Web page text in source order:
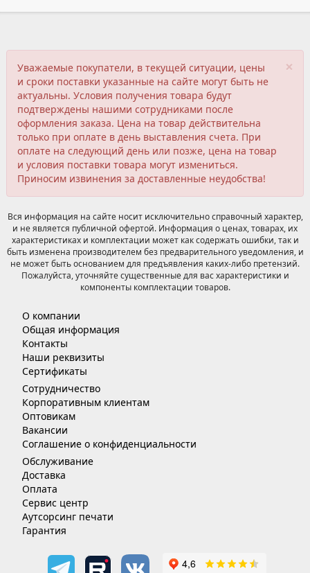
×
Уважаемые покупатели, в текущей ситуации, цены
и сроки поставки указанные на сайте могут быть не
актуальны. Условия получения товара будут
подтверждены нашими сотрудниками после
оформления заказа. Цена на товар действительна
только при оплате в день выставления счета. При
оплате на следующий день или позже, цена на товар
и условия поставки товара могут измениться.
Приносим извинения за доставленные неудобства!
Вся информация на сайте носит исключительно справочный характер,
и не является публичной офертой. Информация о ценах, товарах, их
характеристиках и комплектации может как содержать ошибки, так и
быть изменена производителем без предварительного уведомления, и
не может быть основанием для предъявления каких-либо претензий.
Пожалуйста, уточняйте существенные для вас характеристики и
компоненты комплектации товаров.
О компании
Общая информация
Контакты
Наши реквизиты
Сертификаты
Сотрудничество
Корпоративным клиентам
Оптовикам
Вакансии
Соглашение о конфиденциальности
Обслуживание
Доставка
Оплата
Сервис центр
Аутсорсинг печати
Гарантия